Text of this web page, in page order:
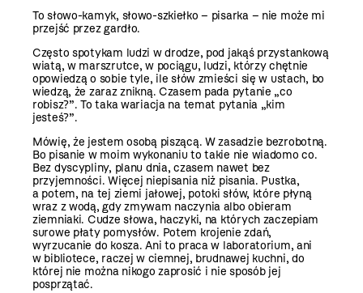
To słowo-kamyk, słowo-szkiełko – pisarka – nie może mi
przejść przez gardło.
Często spotykam ludzi w drodze, pod jakąś przystankową
wiatą, w marszrutce, w pociągu, ludzi, którzy chętnie
opowiedzą o sobie tyle, ile słów zmieści się w ustach, bo
wiedzą, że zaraz znikną. Czasem pada pytanie „co
robisz?”. To taka wariacja na temat pytania „kim
jesteś?”.
Mówię, że jestem osobą piszącą. W zasadzie bezrobotną.
Bo pisanie w moim wykonaniu to takie nie wiadomo co.
Bez dyscypliny, planu dnia, czasem nawet bez
przyjemności. Więcej nie­pisania niż pisania. Pustka,
a potem, na tej ziemi jałowej, potoki słów, które płyną
wraz z wodą, gdy zmywam naczynia albo obieram
ziemniaki. Cudze słowa, haczyki, na których zaczepiam
surowe płaty pomysłów. Potem krojenie zdań,
wyrzucanie do kosza. Ani to praca w laboratorium, ani
w bibliotece, raczej w ciemnej, brudnawej kuchni, do
której nie można nikogo zaprosić i nie sposób jej
posprzątać.